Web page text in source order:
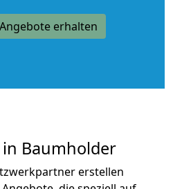
erhalten
Baumholder
erstellen